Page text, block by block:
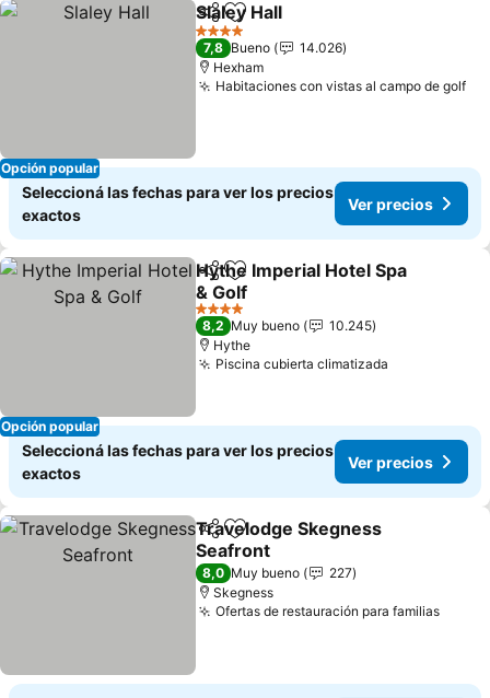
Opción popular
CompartirAñadir a favoritos
Slaley Hall
4 Estrellas
7,8 Bueno
14.026
Hexham
Habitaciones con vistas al campo de golf
Seleccioná las fechas para ver los precios
exactos
Ver precios
Opción popular
CompartirAñadir a favoritos
Hythe Imperial Hotel Spa
& Golf
Ver precios
4 Estrellas
8,2 Muy bueno
10.245
Hythe
Piscina cubierta climatizada
Seleccioná las fechas para ver los precios
exactos
Ver precios
CompartirAñadir a favoritos
Travelodge Skegness
Seafront
Ver precios
8,0 Muy bueno
227
Skegness
Ofertas de restauración para familiasVer